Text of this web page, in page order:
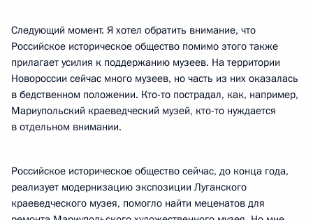
Следующий момент. Я хотел обратить внимание, что
Российское историческое общество помимо этого также
прилагает усилия к поддержанию музеев. На территории
Новороссии сейчас много музеев, но часть из них оказалась
в бедственном положении. Кто-то пострадал, как, например,
Мариупольский краеведческий музей, кто-то нуждается
в отдельном внимании.
Российское историческое общество сейчас, до конца года,
реализует модернизацию экспозиции Луганского
краеведческого музея, помогло найти меценатов для